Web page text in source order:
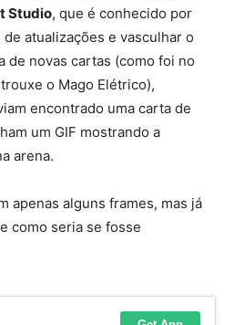
Studio, que é conhecido por
atualizações e vasculhar o
de novas cartas (como foi no
o Mago Elétrico),
encontrado uma carta de
um GIF mostrando a
arena.
apenas alguns frames, mas já
como seria se fosse